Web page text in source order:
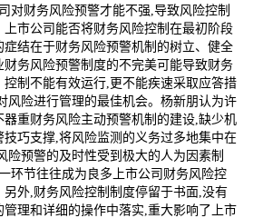
对财务风险预警才能不强,导致风险控制
上市公司能否将财务风险控制在最初阶段
症结在于财务风险预警机制的树立、健全
财务风险预警制度的不完美可能导致财务
控制不能有效运行,更不能疾速采取应答措
风险进行管理的最佳机会。杨新朋认为许
器重财务风险主动预警机制的建设,缺少机
技巧支撑,将风险监测的义务过多地集中在
险预警的及时性受到极大的人为因素制
环节往往成为良多上市公司财务风险控
另外,财务风险控制制度停留于书面,没有
管理和详细的操作中落实,重大影响了上市